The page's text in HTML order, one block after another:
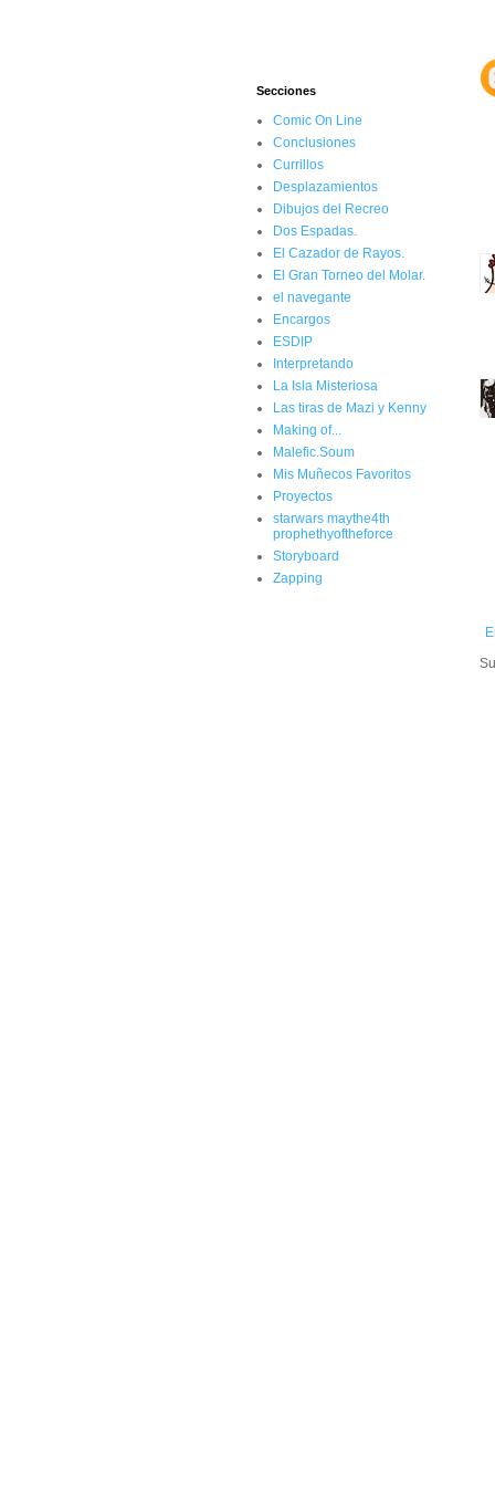
Secciones
Comic On Line
Conclusiones
Currillos
Desplazamientos
Dibujos del Recreo
Dos Espadas.
El Cazador de Rayos.
El Gran Torneo del Molar.
el navegante
Encargos
ESDIP
Interpretando
La Isla Misteriosa
Las tiras de Mazi y Kenny
Making of...
Malefic.Soum
Mis Muñecos Favoritos
Proyectos
starwars maythe4th
prophethyoftheforce
Storyboard
Zapping